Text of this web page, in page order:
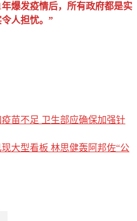
爆发疫情后，所有政府都是实
人担忧。”
苗不足 卫生部应确保加强针
大型看板 林思健轰阿邦佐“公